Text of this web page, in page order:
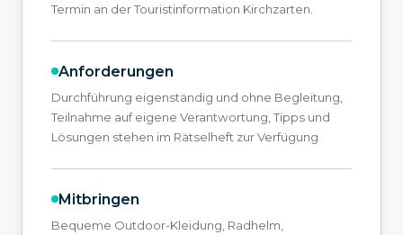
Termin an der Touristinformation Kirchzarten.
Anforderungen
Durchführung eigenständig und ohne Begleitung,
Teilnahme auf eigene Verantwortung, Tipps und
Lösungen stehen im Rätselheft zur Verfügung
Mitbringen
Bequeme Outdoor-Kleidung, Radhelm,